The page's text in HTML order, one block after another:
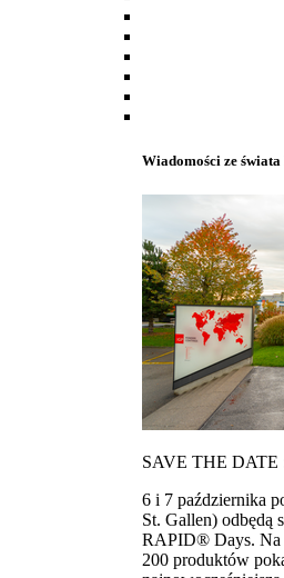
Wiadomości ze
SAVE THE DATE
6 i 7 października
St. Gallen) odbędą
RAPID® Days. Na
200 produktów